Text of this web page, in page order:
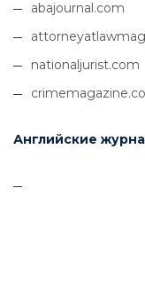
abajournal.com
nationaljurist.com
Английские